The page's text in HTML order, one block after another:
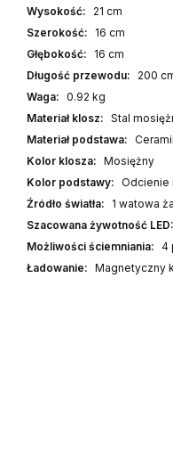
Wysokość:
21 cm
Szerokość:
16 cm
Głębokość:
16 cm
Długość przewodu:
200
Waga: 0.92 kg
Materiał klosz: Stal
Materiał podstawa:
Kolor klosza: Mosiężny
Kolor podstawy: Odcienie
Źródło światła:
1 watowa
Szacowana żywotność LED:
Możliwości ściemniania: 4
Ładowanie: Magnetyczny